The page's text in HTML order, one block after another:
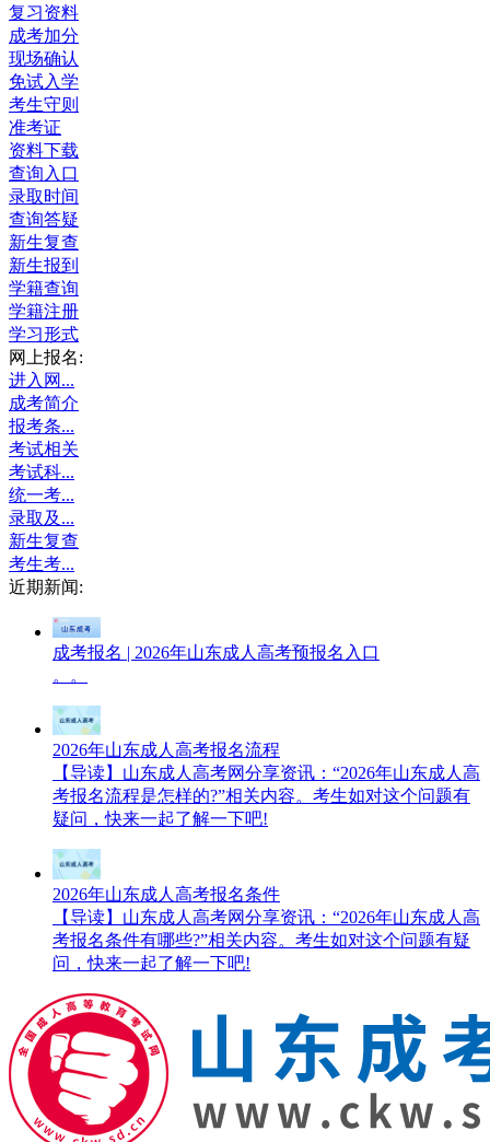
复习资料
成考加分
现场确认
免试入学
考生守则
准考证
资料下载
查询入口
录取时间
查询答疑
新生复查
新生报到
学籍查询
学籍注册
学习形式
网上报名:
进入网...
成考简介
报考条...
考试相关
考试科...
统一考...
录取及...
新生复查
考生考...
近期新闻:
成考报名 | 2026年山东成人高考预报名入口
。。
2026年山东成人高考报名流程
【导读】山东成人高考网分享资讯：“2026年山东成人高
考报名流程是怎样的?”相关内容。考生如对这个问题有
疑问，快来一起了解一下吧!
2026年山东成人高考报名条件
【导读】山东成人高考网分享资讯：“2026年山东成人高
考报名条件有哪些?”相关内容。考生如对这个问题有疑
问，快来一起了解一下吧!